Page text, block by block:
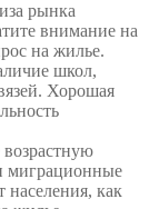
рынка
внимание на
на жилье.
школ,
Хорошая
миграционные
как